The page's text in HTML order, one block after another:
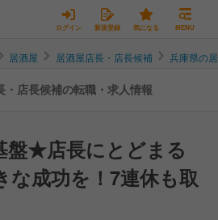
ログイン 新規登録 気になる MENU
居酒屋 居酒屋店長・店長候補 兵庫県の
・店長候補の転職・求人情報
★店長にとどまる
な成功を！7連休も取